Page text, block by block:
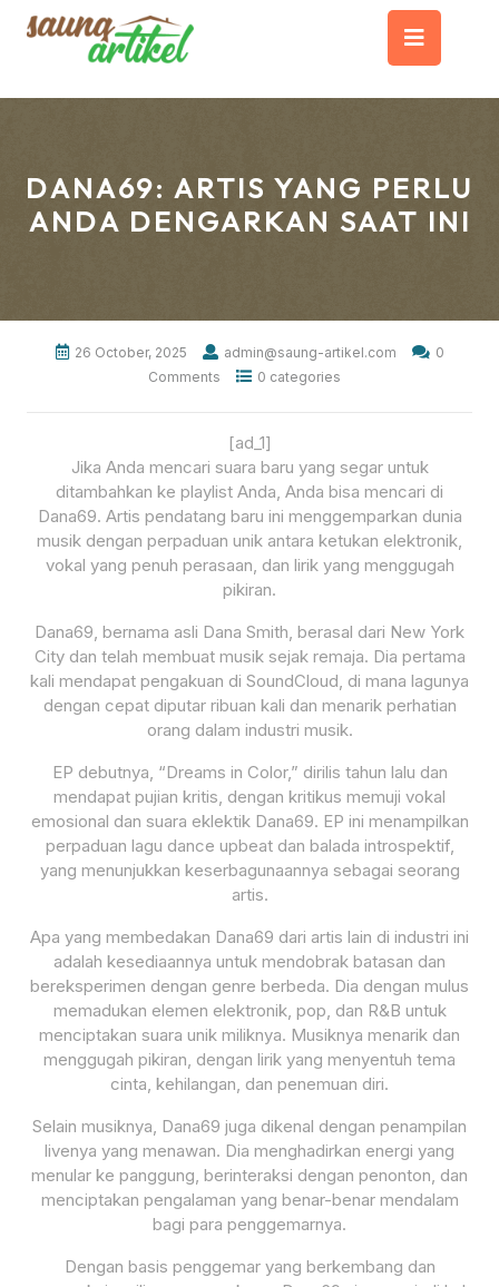
DANA69: ARTIS YANG PERLU
ANDA DENGARKAN SAAT INI
26 October, 2025 admin@saung-artikel.com
0
Comments
0 categories
[ad_1]
Jika Anda mencari suara baru yang segar untuk
ditambahkan ke playlist Anda, Anda bisa mencari di
Dana69. Artis pendatang baru ini menggemparkan dunia
musik dengan perpaduan unik antara ketukan elektronik,
vokal yang penuh perasaan, dan lirik yang menggugah
pikiran.
Dana69, bernama asli Dana Smith, berasal dari New York
City dan telah membuat musik sejak remaja. Dia pertama
kali mendapat pengakuan di SoundCloud, di mana lagunya
dengan cepat diputar ribuan kali dan menarik perhatian
orang dalam industri musik.
EP debutnya, “Dreams in Color,” dirilis tahun lalu dan
mendapat pujian kritis, dengan kritikus memuji vokal
emosional dan suara eklektik Dana69. EP ini menampilkan
perpaduan lagu dance upbeat dan balada introspektif,
yang menunjukkan keserbagunaannya sebagai seorang
artis.
Apa yang membedakan Dana69 dari artis lain di industri ini
adalah kesediaannya untuk mendobrak batasan dan
bereksperimen dengan genre berbeda. Dia dengan mulus
memadukan elemen elektronik, pop, dan R&B untuk
menciptakan suara unik miliknya. Musiknya menarik dan
menggugah pikiran, dengan lirik yang menyentuh tema
cinta, kehilangan, dan penemuan diri.
Selain musiknya, Dana69 juga dikenal dengan penampilan
livenya yang menawan. Dia menghadirkan energi yang
menular ke panggung, berinteraksi dengan penonton, dan
menciptakan pengalaman yang benar-benar mendalam
bagi para penggemarnya.
Dengan basis penggemar yang berkembang dan